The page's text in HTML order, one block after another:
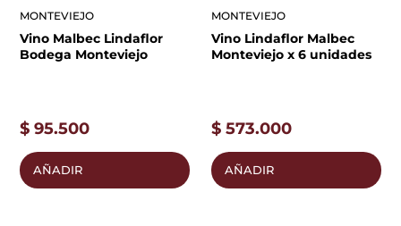
MONTEVIEJO
Vino Malbec Lindaflor
Bodega Monteviejo
$ 95.500
AÑADIR
MONTEVIEJO
Vino Lindaflor Malbec
Monteviejo x 6 unidades
$ 573.000
AÑADIR